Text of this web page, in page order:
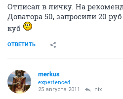
Отписал в личку. На
Доватора 50, запросили 20
куб
ОТВЕТИТЬ
merkus
experienced
25 августа 2011 nix